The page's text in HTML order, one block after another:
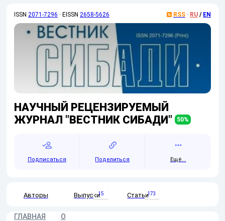
ISSN 2071-7296 · EISSN 2658-5626 RSS · RU / EN
НАУЧНЫЙ РЕЦЕНЗИРУЕМЫЙ
ЖУРНАЛ "ВЕСТНИК СИБАДИ"
50%
Подписаться Поделиться Ещё...
Авторы 15
Выпуски 173
Статьи
ГЛАВНАЯ
О